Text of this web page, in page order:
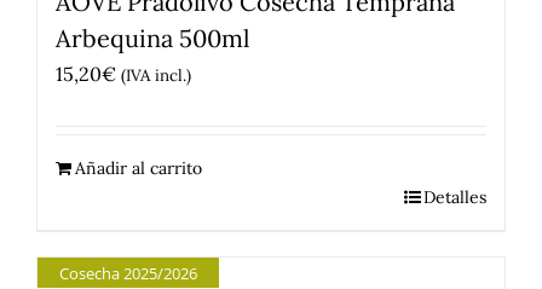
Arbequina 500ml
15,20€ (IVA incl.)
Añadir al carrito
Detalles
Cosecha 2025/2026